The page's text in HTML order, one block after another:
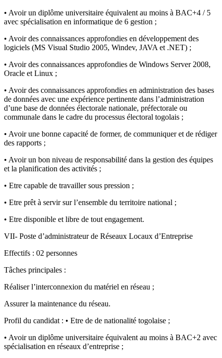
• Avoir un diplôme universitaire équivalent au moins à BAC+4 / 5
avec spécialisation en informatique de 6 gestion ;
• Avoir des connaissances approfondies en développement des
logiciels (MS Visual Studio 2005, Windev, JAVA et .NET) ;
• Avoir des connaissances approfondies de Windows Server 2008,
Oracle et Linux ;
• Avoir des connaissances approfondies en administration des bases
de données avec une expérience pertinente dans l’administration
d’une base de données électorale nationale, préfectorale ou
communale dans le cadre du processus électoral togolais ;
• Avoir une bonne capacité de former, de communiquer et de rédiger
des rapports ;
• Avoir un bon niveau de responsabilité dans la gestion des équipes
et la planification des activités ;
• Etre capable de travailler sous pression ;
• Etre prêt à servir sur l’ensemble du territoire national ;
• Etre disponible et libre de tout engagement.
VII- Poste d’administrateur de Réseaux Locaux d’Entreprise
Effectifs : 02 personnes
Tâches principales :
Réaliser l’interconnexion du matériel en réseau ;
Assurer la maintenance du réseau.
Profil du candidat : • Etre de de nationalité togolaise ;
• Avoir un diplôme universitaire équivalent au moins à BAC+2 avec
spécialisation en réseaux d’entreprise ;